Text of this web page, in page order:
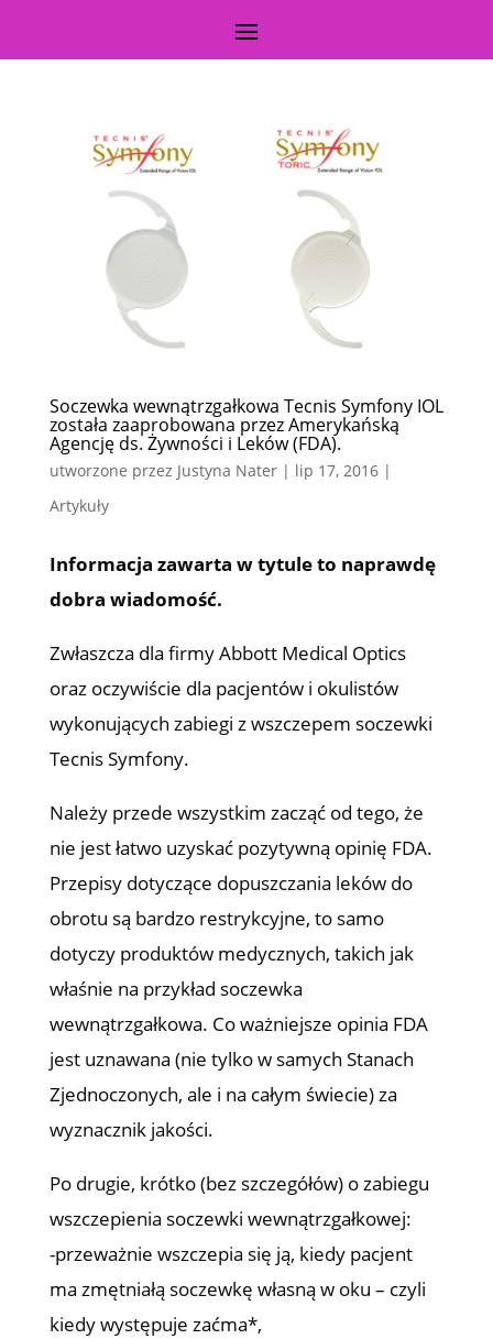
Soczewka wewnątrzgałkowa Tecnis Symfony IOL
została zaaprobowana przez Amerykańską
Agencję ds. Żywności i Leków (FDA).
utworzone przez Justyna Nater| lip 17, 2016|
Artykuły
Informacja zawarta w tytule to naprawdę
dobra wiadomość.
Zwłaszcza dla firmy Abbott Medical Optics
oraz oczywiście dla pacjentów i okulistów
wykonujących zabiegi z wszczepem soczewki
Tecnis Symfony.
Należy przede wszystkim zacząć od tego, że
nie jest łatwo uzyskać pozytywną opinię FDA.
Przepisy dotyczące dopuszczania leków do
obrotu są bardzo restrykcyjne, to samo
dotyczy produktów medycznych, takich jak
właśnie na przykład soczewka
wewnątrzgałkowa. Co ważniejsze opinia FDA
jest uznawana (nie tylko w samych Stanach
Zjednoczonych, ale i na całym świecie) za
wyznacznik jakości.
Po drugie, krótko (bez szczegółów) o zabiegu
wszczepienia soczewki wewnątrzgałkowej:
-przeważnie wszczepia się ją, kiedy pacjent
ma zmętniałą soczewkę własną w oku – czyli
kiedy występuje zaćma*,